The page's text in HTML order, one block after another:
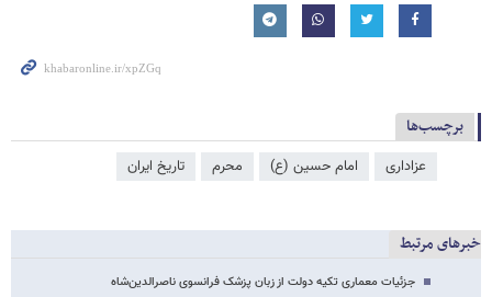
برچسب‌ها
عزاداری امام حسین (ع) محرم تاریخ ایران
خبرهای مرتبط
جزئیات معماری تکیه دولت از زبان پزشک فرانسوی ناصرالدین‌شاه